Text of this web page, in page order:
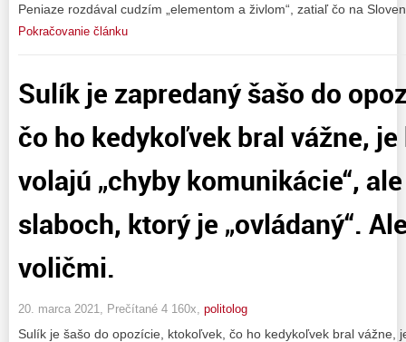
Peniaze rozdával cudzím „elementom a živlom“, zatiaľ čo na
Pokračovanie článku
Sulík je zapredaný šašo do
čo ho kedykoľvek bral vážne,
volajú „chyby komunikácie“,
slaboch, ktorý je „ovládaný“.
voličmi.
20. marca 2021, Prečítané 4 160x, politolog
Sulík je šašo do opozície, ktokoľvek, čo ho kedykoľvek bral vážne,